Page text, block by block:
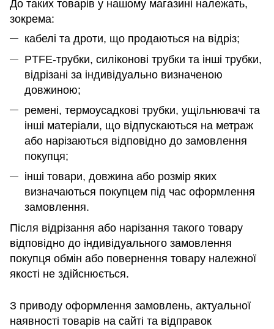
До таких товарів у нашому магазині належать,
зокрема:
кабелі та дроти, що продаються на відріз;
PTFE-трубки, силіконові трубки та інші трубки,
відрізані за індивідуально визначеною
довжиною;
ремені, термоусадкові трубки, ущільнювачі та
інші матеріали, що відпускаються на метраж
або нарізаються відповідно до замовлення
покупця;
інші товари, довжина або розмір яких
визначаються покупцем під час оформлення
замовлення.
Після відрізання або нарізання такого товару
відповідно до індивідуального замовлення
покупця обмін або повернення товару належної
якості не здійснюється.
З приводу оформлення замовлень, актуальної
наявності товарів на сайті та відправок